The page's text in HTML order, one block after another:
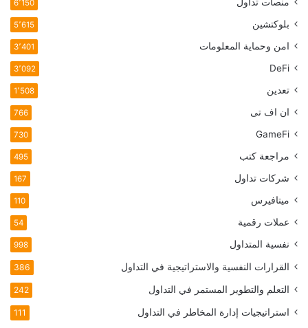
6٬150
بلوكتشين 5٬615
امن وحماية المعلومات 3٬401
DeFi 3٬092
تعدين 1٬508
ان اف تی 766
GameFi
730
مراجعة كتب 495
شركات تداول 167
ميتافيرس 110
عملات رقمية 54
نفسية المتداول 998
القرارات النفسية والاستراتيجية في التداول 386
التعلم والتطوير المستمر في التداول 242
استراتيجيات إدارة المخاطر في التداول 111